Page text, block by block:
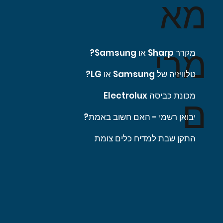
מא
מרי
ם
מקרר Sharp או Samsung?
טלוויזיה של Samsung או LG?
מכונת כביסה Electrolux
יבואן רשמי - האם חשוב באמת?
התקן שבת למדיח כלים צומת